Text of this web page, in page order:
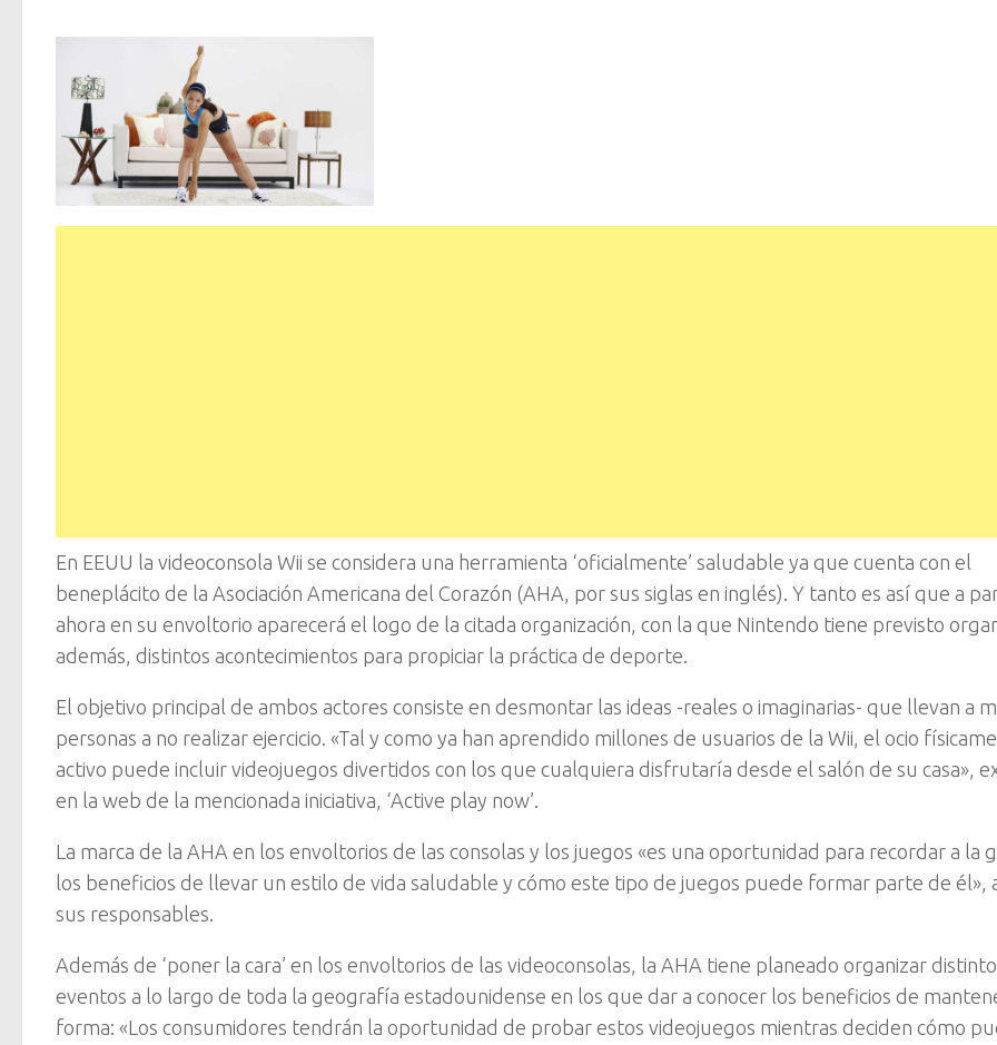
En EEUU la videoconsola Wii se considera una herramienta ‘oficialmente’ saludable ya que cuenta con el
beneplácito de la Asociación Americana del Corazón (AHA, por sus siglas en inglés). Y tanto es así que a
ahora en su envoltorio aparecerá el logo de la citada organización, con la que Nintendo tiene previsto
además, distintos acontecimientos para propiciar la práctica de deporte.
El objetivo principal de ambos actores consiste en desmontar las ideas -reales o imaginarias- que llevan a
personas a no realizar ejercicio. «Tal y como ya han aprendido millones de usuarios de la Wii, el ocio
activo puede incluir videojuegos divertidos con los que cualquiera disfrutaría desde el salón de su casa»,
en la web de la mencionada iniciativa, ‘Active play now’.
La marca de la AHA en los envoltorios de las consolas y los juegos «es una oportunidad para recordar a la
los beneficios de llevar un estilo de vida saludable y cómo este tipo de juegos puede formar parte de él»,
sus responsables.
Además de ‘poner la cara’ en los envoltorios de las videoconsolas, la AHA tiene planeado organizar
eventos a lo largo de toda la geografía estadounidense en los que dar a conocer los beneficios de
forma: «Los consumidores tendrán la oportunidad de probar estos videojuegos mientras deciden cómo